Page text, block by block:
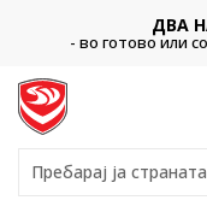
ДВА
- во готово или
Пребарај ја страната